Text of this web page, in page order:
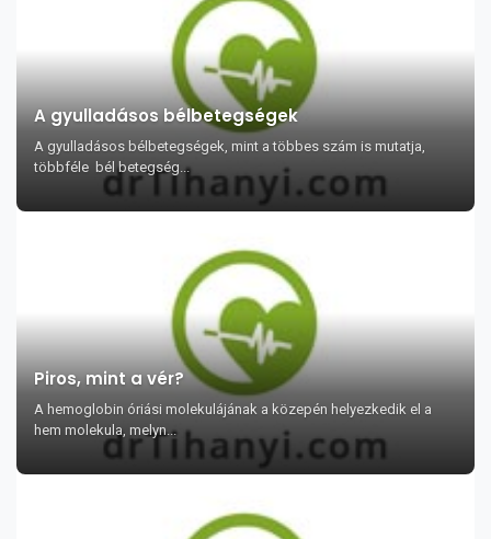
A gyulladásos bélbetegségek
A gyulladásos bélbetegségek, mint a többes szám is mutatja,
többféle bél betegség...
Piros, mint a vér?
A hemoglobin óriási molekulájának a közepén helyezkedik el a
hem molekula, melyn...